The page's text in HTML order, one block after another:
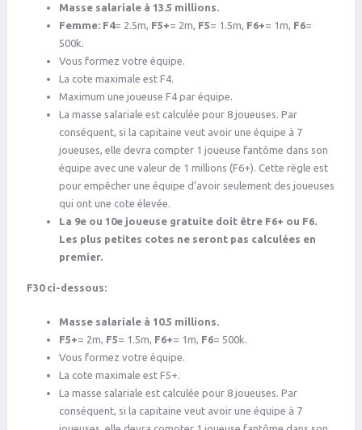
Masse salariale à 13.5 millions.
Femme: F4= 2.5m, F5+= 2m, F5= 1.5m, F6+= 1m, F6=
500k.
Vous formez votre équipe.
La cote maximale est F4.
Maximum une joueuse F4 par équipe.
La masse salariale est calculée pour 8 joueuses. Par
conséquent, si la capitaine veut avoir une équipe à 7
joueuses, elle devra compter 1 joueuse fantôme dans son
équipe avec une valeur de 1 millions (F6+). Cette règle est
pour empêcher une équipe d’avoir seulement des joueuses
qui ont une cote élevée.
La 9e ou 10e joueuse gratuite doit être F6+ ou F6.
Les plus petites cotes ne seront pas calculées en
premier.
F30 ci-dessous:
Masse salariale à 10.5 millions.
F5+= 2m, F5= 1.5m, F6+= 1m, F6= 500k.
Vous formez votre équipe.
La cote maximale est F5+.
La masse salariale est calculée pour 8 joueuses. Par
conséquent, si la capitaine veut avoir une équipe à 7